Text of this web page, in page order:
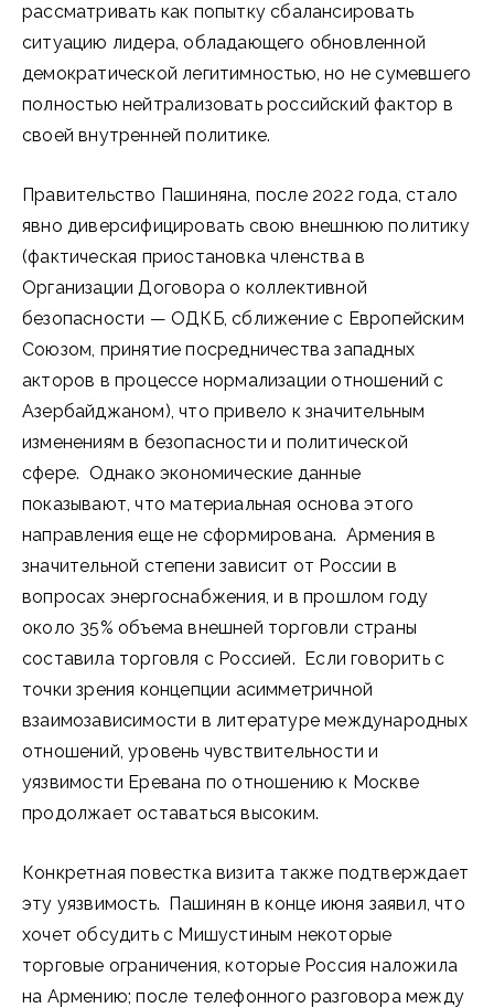
рассматривать как попытку сбалансировать
ситуацию лидера, обладающего обновленной
демократической легитимностью, но не сумевшего
полностью нейтрализовать российский фактор в
своей внутренней политике.
Правительство Пашиняна, после 2022 года, стало
явно диверсифицировать свою внешнюю политику
(фактическая приостановка членства в
Организации Договора о коллективной
безопасности — ОДКБ, сближение с Европейским
Союзом, принятие посредничества западных
акторов в процессе нормализации отношений с
Азербайджаном), что привело к значительным
изменениям в безопасности и политической
сфере. Однако экономические данные
показывают, что материальная основа этого
направления еще не сформирована. Армения в
значительной степени зависит от России в
вопросах энергоснабжения, и в прошлом году
около 35% объема внешней торговли страны
составила торговля с Россией. Если говорить с
точки зрения концепции асимметричной
взаимозависимости в литературе международных
отношений, уровень чувствительности и
уязвимости Еревана по отношению к Москве
продолжает оставаться высоким.
Конкретная повестка визита также подтверждает
эту уязвимость. Пашинян в конце июня заявил, что
хочет обсудить с Мишустиным некоторые
торговые ограничения, которые Россия наложила
на Армению; после телефонного разговора между